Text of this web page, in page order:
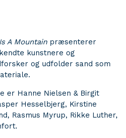
A Mountainpræsenterer
kunstnere og
og udfolder sand som
er Hanne Nielsen & Birgit
Hesselbjerg, Kirstine
Rasmus Myrup, Rikke Luther,